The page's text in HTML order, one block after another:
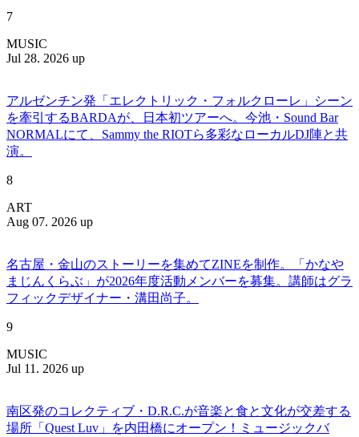
7
MUSIC
Jul 28. 2026 up
アルゼンチン発「エレクトリック・フォルクローレ」シーン
を牽引するBARDAが、日本初ツアーへ。今池・Sound Bar
NORMALにて、Sammy the RIOTら多彩なローカルDJ陣と共
演。
8
ART
Aug 07. 2026 up
名古屋・金山のストーリーを集めてZINEを制作。「かなや
まじんくらぶ」が2026年度活動メンバーを募集。講師はグラ
フィックデザイナー・溝田尚子。
9
MUSIC
Jul 11. 2026 up
南区発のコレクティブ・D.R.C.が⾳楽と⾷と⽂化が交差する
場所「Quest Luv」を内田橋にオープン！ミュージックバ